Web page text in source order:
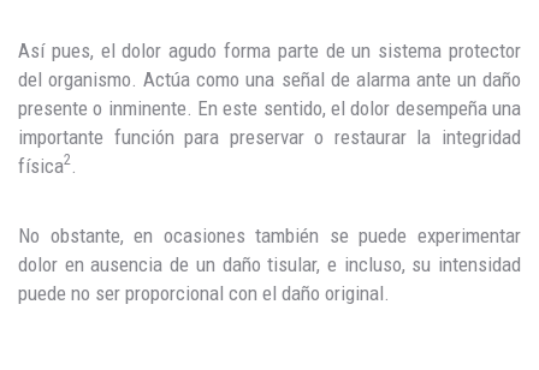
Así pues, el dolor agudo forma parte de un sistema protector
del organismo. Actúa como una señal de alarma ante un daño
presente o inminente. En este sentido, el dolor desempeña una
importante función para preservar o restaurar la integridad
física2
No obstante, en ocasiones también se puede experimentar
dolor en ausencia de un daño tisular, e incluso, su intensidad
puede no ser proporcional con el daño original.